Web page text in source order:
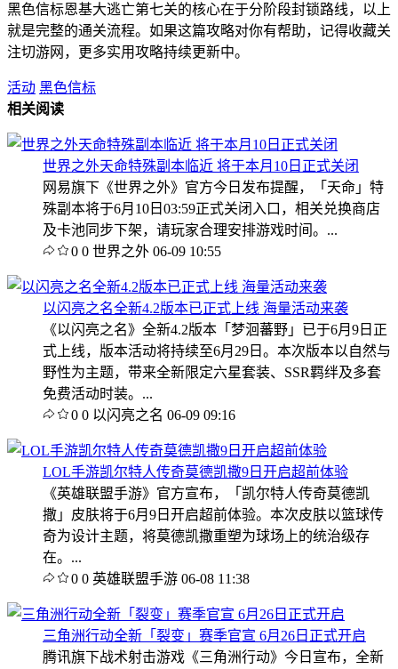
黑色信标恩基大逃亡第七关的核心在于分阶段封锁路线，以上
就是完整的通关流程。如果这篇攻略对你有帮助，记得收藏关
注切游网，更多实用攻略持续更新中。
活动 黑色信标
相关阅读
世界之外天命特殊副本临近 将于本月10日正式关闭
网易旗下《世界之外》官方今日发布提醒，「天命」特
殊副本将于6月10日03:59正式关闭入口，相关兑换商店
及卡池同步下架，请玩家合理安排游戏时间。...
0 0 世界之外 06-09 10:55
以闪亮之名全新4.2版本已正式上线 海量活动来袭
《以闪亮之名》全新4.2版本「梦洄蕃野」已于6月9日正
式上线，版本活动将持续至6月29日。本次版本以自然与
野性为主题，带来全新限定六星套装、SSR羁绊及多套
免费活动时装。...
0 0 以闪亮之名 06-09 09:16
LOL手游凯尔特人传奇莫德凯撒9日开启超前体验
《英雄联盟手游》官方宣布，「凯尔特人传奇莫德凯
撒」皮肤将于6月9日开启超前体验。本次皮肤以篮球传
奇为设计主题，将莫德凯撒重塑为球场上的统治级存
在。...
0 0 英雄联盟手游 06-08 11:38
三角洲行动全新「裂变」赛季官宣 6月26日正式开启
腾讯旗下战术射击游戏《三角洲行动》今日宣布，全新